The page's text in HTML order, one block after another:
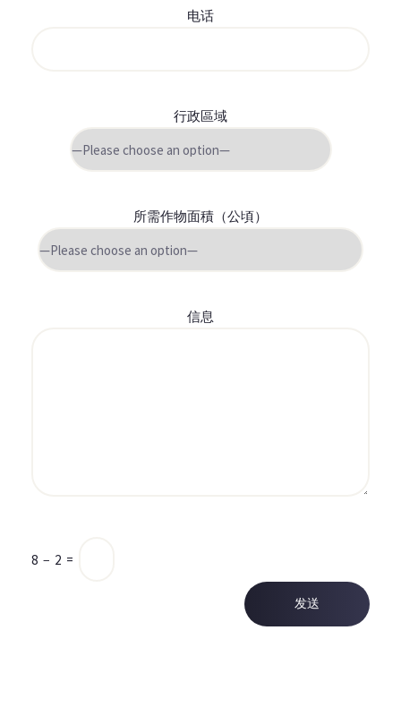
电话
行政區域
所需作物面積（公頃）
信息
8 − 2 =